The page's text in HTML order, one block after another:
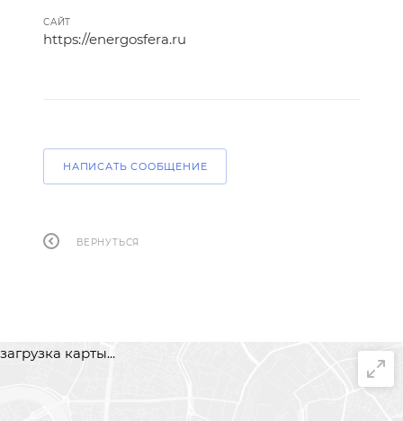
САЙТ
https://energosfera.ru
НАПИСАТЬ СООБЩЕНИЕ
ВЕРНУТЬСЯ
загрузка карты...